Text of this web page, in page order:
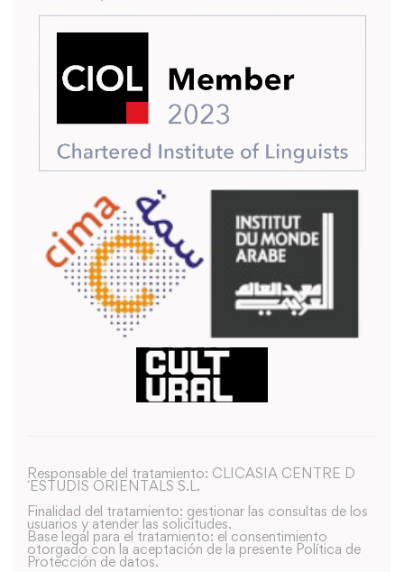
Responsable del tratamiento: CLICASIA CENTRE D
´ESTUDIS ORIENTALS S.L.
Finalidad del tratamiento: gestionar las consultas de los
usuarios y atender las solicitudes.
Base legal para el tratamiento: el consentimiento
otorgado con la aceptación de la presente Política de
Protección de datos.